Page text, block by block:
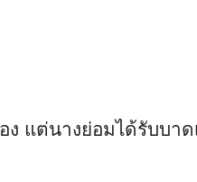
แต่นางย่อมได้รับบา